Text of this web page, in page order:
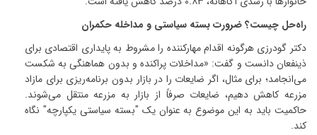
راه‌حل چیست؟ ضرورت بسته سیاستی و مداخله حکمران
دکتر گودرزی هرگونه اقدام مهارکننده را مشروط به پایداری اقتصادی برای
ذینفعان دانست و گفت: «مداخلات پراکنده و بدون هماهنگی به شکست
می‌انجامد؛ برای مثال، اگر ضایعات را در بازار بدون برنامه‌ریزی برای مازاد
مزرعه کاهش دهیم، ضایعات صرفاً از بازار به مزرعه منتقل می‌شوند.
حاکمیت باید به این موضوع به عنوان یک "بسته سیاستی یکپارچه" نگاه
کند.